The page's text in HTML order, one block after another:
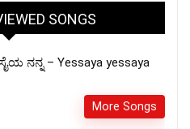
SONGS
ನನ್ನ – Yessaya yessaya
More Songs